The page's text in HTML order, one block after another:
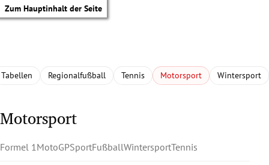
Zum Hauptinhalt der Seite
Tabellen Regionalfußball Tennis Motorsport Wintersport
Motorsport
Formel 1 MotoGPSportFußballWintersportTennis